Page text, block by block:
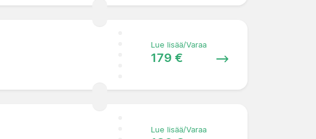
Lue lisää/Varaa
179 €
Lue lisää/Varaa